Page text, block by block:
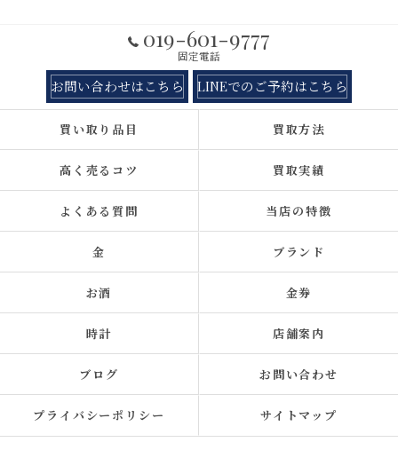
019-601-9777
固定電話
お問い合わせはこちら LINEでのご予約はこちら
買い取り品目 買取方法
高く売るコツ 買取実績
よくある質問 当店の特徴
金 ブランド
お酒 金券
時計 店舗案内
ブログ お問い合わせ
プライバシーポリシー サイトマップ